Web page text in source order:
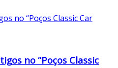
no “Poços Classic